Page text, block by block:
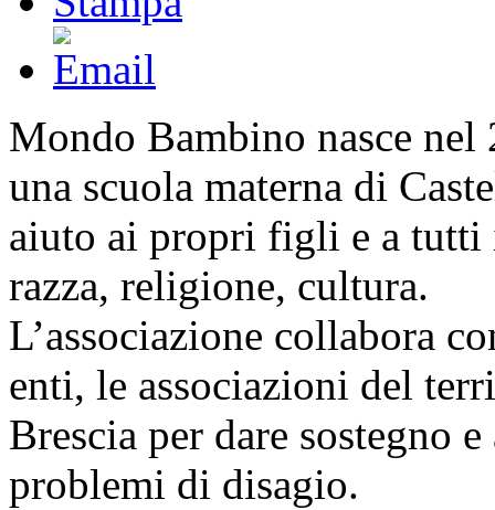
Mondo Bambino nasce
una scuola materna di
aiuto ai propri figli e a tutti
razza, religione, cultura.
L’associazione collabora
enti, le associazioni del
Brescia per dare sostegno
problemi di disagio.